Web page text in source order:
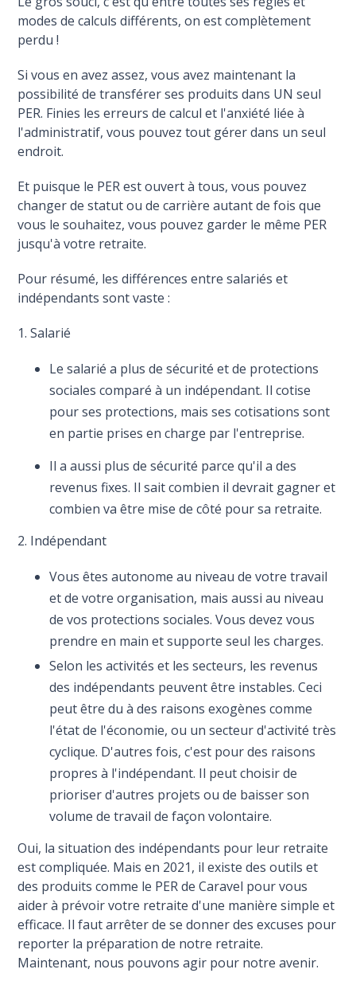
modes de calculs différents, on est complètement
perdu !
Si vous en avez assez, vous avez maintenant la
possibilité de transférer ses produits dans UN seul
PER. Finies les erreurs de calcul et l'anxiété liée à
l'administratif, vous pouvez tout gérer dans un seul
endroit.
Et puisque le PER est ouvert à tous, vous pouvez
changer de statut ou de carrière autant de fois que
vous le souhaitez, vous pouvez garder le même PER
jusqu'à votre retraite.
Pour résumé, les différences entre salariés et
indépendants sont vaste :
1. Salarié
Le salarié a plus de sécurité et de protections
sociales comparé à un indépendant. Il cotise
pour ses protections, mais ses cotisations sont
en partie prises en charge par l'entreprise.
Il a aussi plus de sécurité parce qu'il a des
revenus fixes. Il sait combien il devrait gagner et
combien va être mise de côté pour sa retraite.
2. Indépendant
Vous êtes autonome au niveau de votre travail
et de votre organisation, mais aussi au niveau
de vos protections sociales. Vous devez vous
prendre en main et supporte seul les charges.
Selon les activités et les secteurs, les revenus
des indépendants peuvent être instables. Ceci
peut être du à des raisons exogènes comme
l'état de l'économie, ou un secteur d'activité très
cyclique. D'autres fois, c'est pour des raisons
propres à l'indépendant. Il peut choisir de
prioriser d'autres projets ou de baisser son
volume de travail de façon volontaire.
Oui, la situation des indépendants pour leur retraite
est compliquée. Mais en 2021, il existe des outils et
des produits comme le PER de Caravel pour vous
aider à prévoir votre retraite d'une manière simple et
efficace. Il faut arrêter de se donner des excuses pour
reporter la préparation de notre retraite.
Maintenant, nous pouvons agir pour notre avenir.